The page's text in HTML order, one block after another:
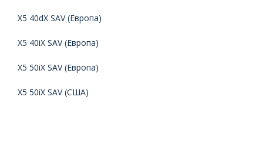
X5 40dX SAV (Европа)
X5 40iX SAV (Европа)
X5 50iX SAV (Европа)
X5 50iX SAV (США)